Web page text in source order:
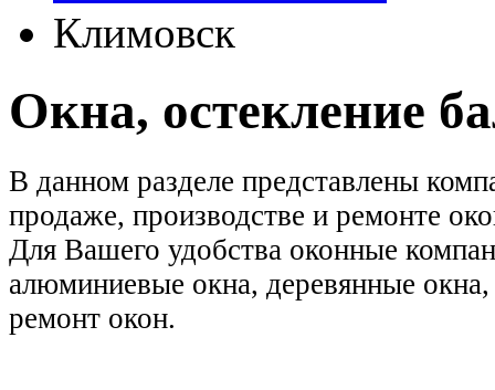
Климовск
Окна, остекление
В данном разделе представлены
продаже, производстве и ремонте
Для Вашего удобства оконные
алюминиевые окна, деревянные
ремонт окон.